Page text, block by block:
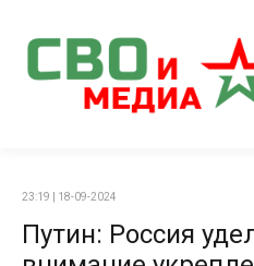
23:19 | 18-09-2024
Путин: Россия